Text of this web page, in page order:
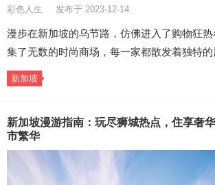
彩色人生 发布于 2023-12-14
漫步在新加坡的乌节路，仿佛进入了购物狂
集了无数的时尚商场，每一家都散发着独特
新加坡
新加坡漫游指南：玩尽狮城热点，住享奢
市繁华